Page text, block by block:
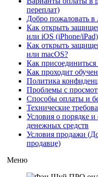
переплат)
Добро пожаловать
Как открыть
или iOS (iPhone/
Как открыть
или macOS?
Как
Как проходит
Политика
Проблемы с
Способы оплаты и
Технические
Условия о порядке и
денежных средств
Условия продажи
продавце)
Меню